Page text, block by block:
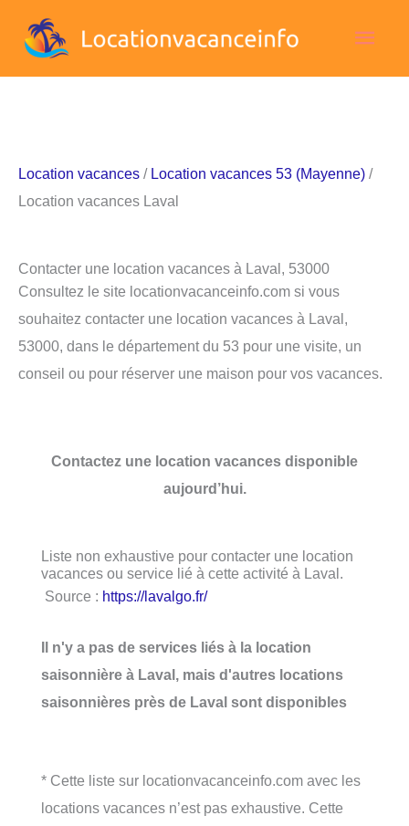
Location vacances / Location vacances 53 (Mayenne) /
Location vacances Laval
Contacter une location vacances à Laval, 53000
Consultez le site locationvacanceinfo.com si vous
souhaitez contacter une location vacances à Laval,
53000, dans le département du 53 pour une visite, un
conseil ou pour réserver une maison pour vos vacances.
Contactez une location vacances disponible
aujourd’hui.
Liste non exhaustive pour contacter une location
vacances ou service lié à cette activité à Laval.
Source : https://lavalgo.fr/
Il n'y a pas de services liés à la location
saisonnière à Laval, mais d'autres locations
saisonnières près de Laval sont disponibles
* Cette liste sur locationvacanceinfo.com avec les
locations vacances n’est pas exhaustive. Cette